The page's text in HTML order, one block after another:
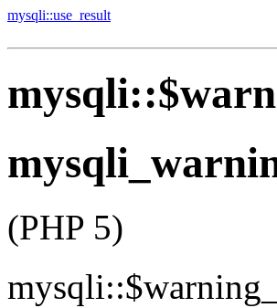
mysqli::use_result
(PHP 5)